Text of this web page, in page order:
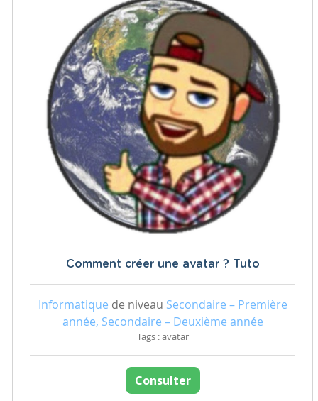
Comment créer une avatar ? Tuto
Informatique de niveau Secondaire – Première
année, Secondaire – Deuxième année
Tags : avatar
Consulter